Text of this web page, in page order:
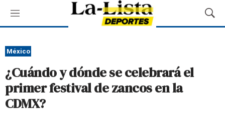
M
e
ú
M
o
México
¿Cuándo y dónde se celebrará el
primer festival de zancos en la
CDMX?